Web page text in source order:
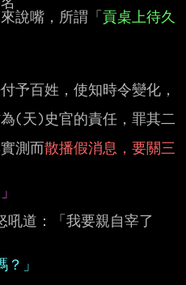
說嘴，所謂「 貢桌上待久
證與實測而
散播假消息，要關三
吼道：「我要親自宰了
？」